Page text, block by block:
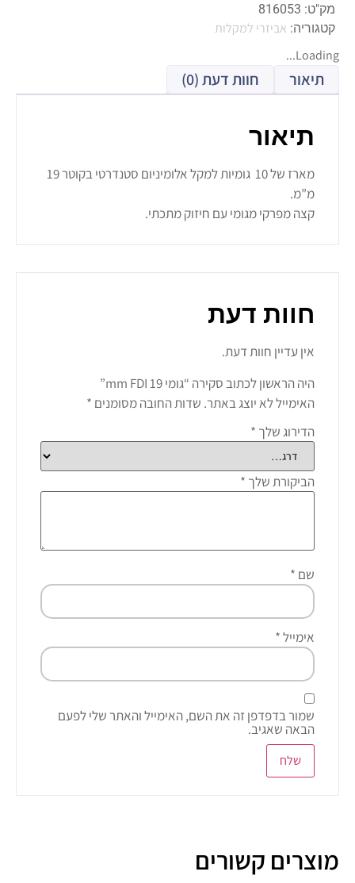
מק"ט: 816053
קטגוריה: אביזרי למקלות
Loading...
תיאור חוות דעת (0)
תיאור
מארז של 10 גומיות למקל אלומיניום סטנדרטי בקוטר 19
מ”מ.
קצה מפרקי מגומי עם חיזוק מתכתי.
חוות דעת
אין עדיין חוות דעת.
היה הראשון לכתוב סקירה “גומי 19 mm FDI”
האימייל לא יוצג באתר. שדות החובה מסומנים *
הדירוג שלך *
הביקורת שלך *
שם *
אימייל*
שמור בדפדפן זה את השם, האימייל והאתר שלי לפעם
הבאה שאגיב.
מוצרים קשורים